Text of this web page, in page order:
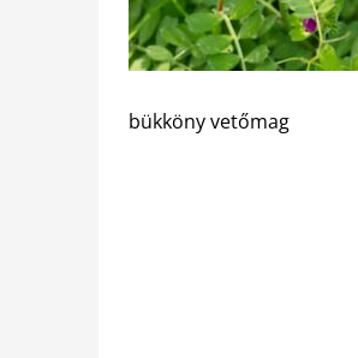
bükköny vetőmag